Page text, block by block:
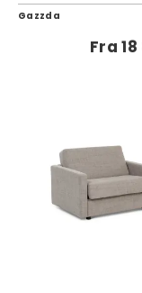
Gazzda
Fra